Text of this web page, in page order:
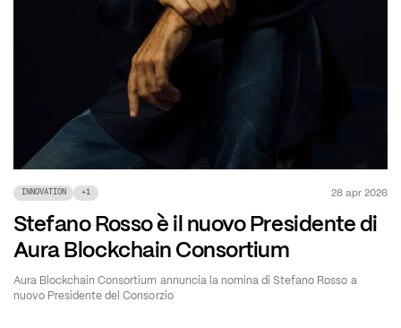
INNOVATION +1 28 apr 2026
Stefano Rosso è il nuovo Presidente di
Aura Blockchain Consortium
Aura Blockchain Consortium annuncia la nomina di Stefano Rosso a
nuovo Presidente del Consorzio